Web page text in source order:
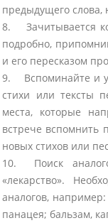
предыдущего слова,
8. Зачитывается
подробно,
и его пересказом
9. Вспоминайте и
стихи или тексты
места, которые
встрече
новых стихов или
10. Поиск
«лекарство».
аналогов,
панацея; бальзам,